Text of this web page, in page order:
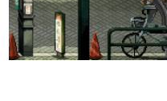
特集記事
マンガ